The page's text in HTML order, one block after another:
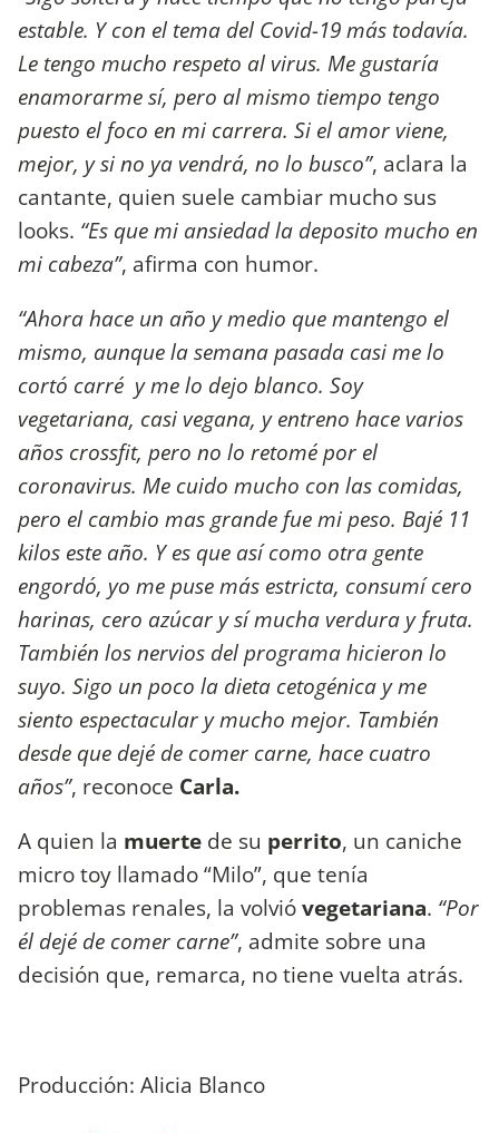
estable. Y con el tema del Covid-19 más todavía.
Le tengo mucho respeto al virus. Me gustaría
enamorarme sí, pero al mismo tiempo tengo
puesto el foco en mi carrera. Si el amor viene,
mejor, y si no ya vendrá, no lo busco”, aclara la
cantante, quien suele cambiar mucho sus
looks. “Es que mi ansiedad la deposito mucho en
mi cabeza”, afirma con humor.
“Ahora hace un año y medio que mantengo el
mismo, aunque la semana pasada casi me lo
cortó carré y me lo dejo blanco. Soy
vegetariana, casi vegana, y entreno hace varios
años crossfit, pero no lo retomé por el
coronavirus. Me cuido mucho con las comidas,
pero el cambio mas grande fue mi peso. Bajé 11
kilos este año. Y es que así como otra gente
engordó, yo me puse más estricta, consumí cero
harinas, cero azúcar y sí mucha verdura y fruta.
También los nervios del programa hicieron lo
suyo. Sigo un poco la dieta cetogénica y me
siento espectacular y mucho mejor. También
desde que dejé de comer carne, hace cuatro
años”, reconoce Carla.
A quien la muerte de su perrito, un caniche
micro toy llamado “Milo”, que tenía
problemas renales, la volvióvegetariana. “Por
él dejé de comer carne”, admite sobre una
decisión que, remarca, no tiene vuelta atrás.
Producción: Alicia Blanco